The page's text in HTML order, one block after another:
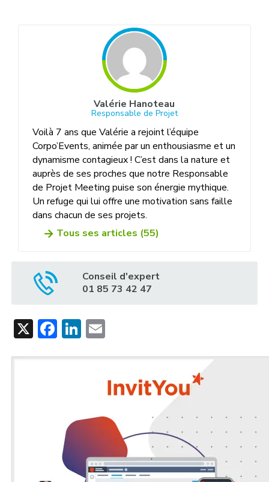
Valérie Hanoteau
Responsable de Projet
Voilà 7 ans que Valérie a rejoint l’équipe
Corpo’Events, animée par un enthousiasme et un
dynamisme contagieux ! C’est dans la nature et
auprès de ses proches que notre Responsable
de Projet Meeting puise son énergie mythique.
Un refuge qui lui offre une motivation sans faille
dans chacun de ses projets.
Tous ses articles (55)
Conseil d'expert
01 85 73 42 47
X Facebook
LinkedIn